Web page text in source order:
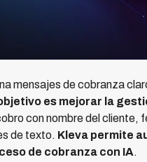
mensajes de cobranza
es mejorar la
con nombre del
de texto. Kleva permite
de cobranza con IA.